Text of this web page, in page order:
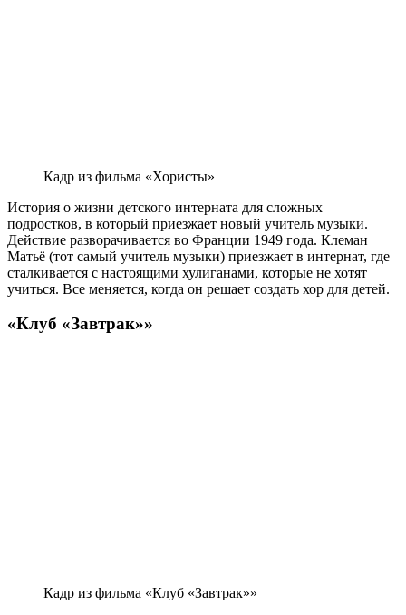
Кадр из фильма «Хористы»
История о жизни детского интерната для сложных
подростков, в который приезжает новый учитель музыки.
Действие разворачивается во Франции 1949 года. Клеман
Матьё (тот самый учитель музыки) приезжает в интернат, где
сталкивается с настоящими хулиганами, которые не хотят
учиться. Все меняется, когда он решает создать хор для детей.
«Клуб «Завтрак»»
Кадр из фильма «Клуб «Завтрак»»